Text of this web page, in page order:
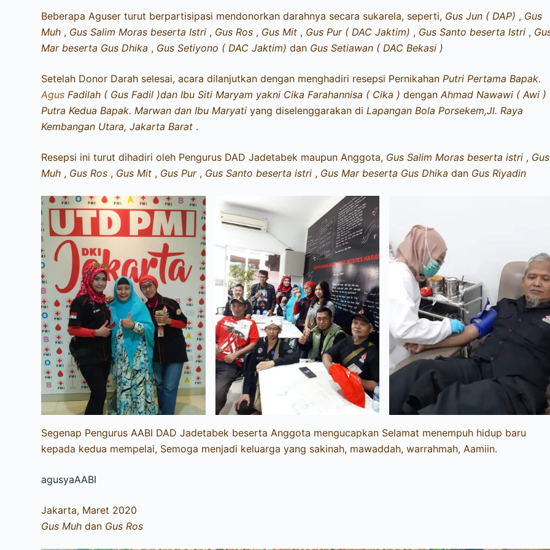
Beberapa Aguser turut berpartisipasi mendonorkan darahnya secara sukarela, seperti, Gus Jun ( DAP) , Gus
Muh , Gus Salim Moras beserta Istri , Gus Ros , Gus Mit , Gus Pur ( DAC Jaktim) , Gus Santo beserta Istri ,
Mar beserta Gus Dhika , Gus Setiyono ( DAC Jaktim) dan Gus Setiawan ( DAC Bekasi )
Setelah Donor Darah selesai, acara dilanjutkan dengan menghadiri resepsi Pernikahan Putri Pertama Bapak.
Agus Fadilah ( Gus Fadil )dan Ibu Siti Maryam yakni Cika Farahannisa ( Cika ) denganAhmad Nawawi ( Awi )
Putra Kedua Bapak. Marwan dan Ibu Maryati yang diselenggarakan di Lapangan Bola Porsekem,Jl. Raya
Kembangan Utara, Jakarta Barat .
Resepsi ini turut dihadiri oleh Pengurus DAD Jadetabek maupun Anggota, Gus Salim Moras beserta istri , Gus
Muh , Gus Ros , Gus Mit , Gus Pur, Gus Santo beserta istri , Gus Mar beserta Gus Dhika dan Gus Riyadin
Segenap Pengurus AABI DAD Jadetabek beserta Anggota mengucapkan Selamat menempuh hidup baru
kepada kedua mempelai, Semoga menjadi keluarga yang sakinah, mawaddah, warrahmah, Aamiin.
agusyaAABI
Jakarta, Maret 2020
Gus Muh dan Gus Ros